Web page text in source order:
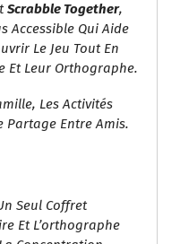
Scrabble Together,
Accessible Qui Aide
Le Jeu Tout En
Et Leur Orthographe.
Les Activités
Partage Entre Amis.
Seul Coffret
Et L’orthographe